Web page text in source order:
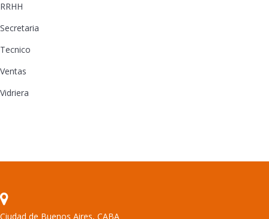
RRHH
Secretaria
Tecnico
Ventas
Vidriera
Ciudad de Buenos Aires, CABA